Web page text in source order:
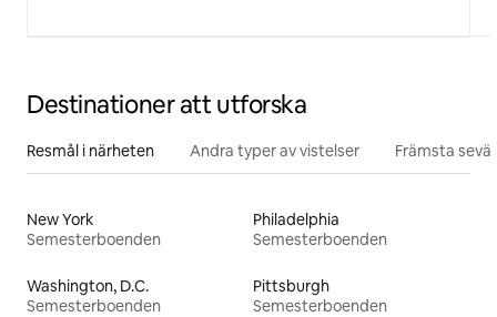
Destinationer att utforska
Resmål i närheten Andra typer av vistelser Främsta
New York
Semesterboenden
Philadelphia
Semesterboenden
Washington, D.C.
Semesterboenden
Pittsburgh
Semesterboenden